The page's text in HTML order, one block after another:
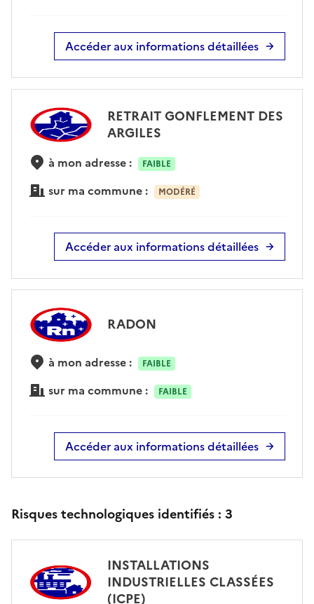
Accéder aux informations détaillées
RETRAIT GONFLEMENT DES
ARGILES
à mon adresse : FAIBLE
sur ma commune : MODÉRÉ
Accéder aux informations détaillées
RADON
à mon adresse : FAIBLE
sur ma commune : FAIBLE
Accéder aux informations détaillées
Risques technologiques identifiés : 3
INSTALLATIONS
INDUSTRIELLES CLASSÉES
(ICPE)